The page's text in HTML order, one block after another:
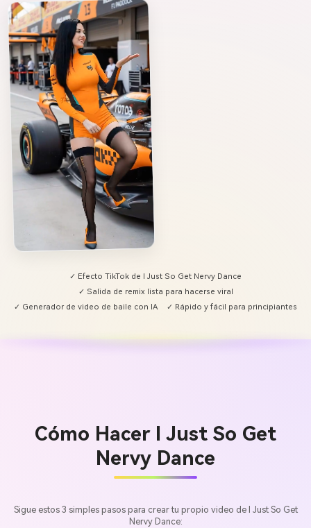
✓ Efecto TikTok de I Just So Get Nervy Dance
✓ Salida de remix lista para hacerse viral
✓ Generador de video de baile con IA
✓ Rápido y fácil para principiantes
Cómo Hacer I Just So Get
Nervy Dance
Sigue estos 3 simples pasos para crear tu propio video de I Just So Get
Nervy Dance: